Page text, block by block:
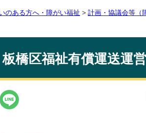
のある方へ・障がい福祉 > 計画・協議会等（
橋区福祉有償運送運